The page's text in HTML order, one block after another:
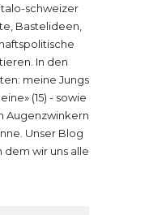
schweizer
Bastelideen,
In den
meine Jungs
(15) - sowie
Augenzwinkern
Unser Blog
dem wir uns alle